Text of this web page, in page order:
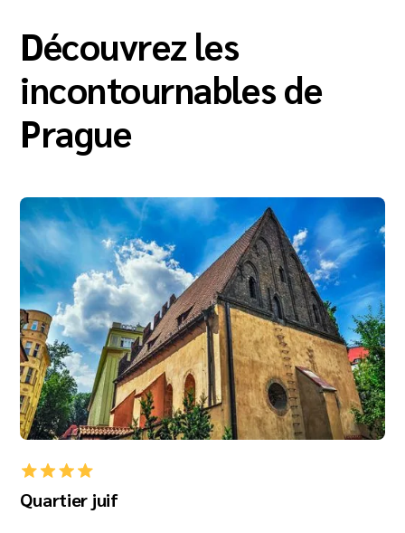
Découvrez les
incontournables de
Prague
Quartier juif